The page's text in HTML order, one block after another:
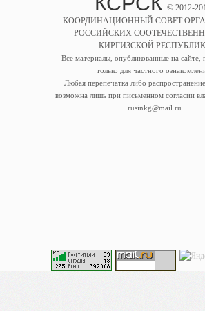
© 2012-
КООРДИНАЦИОННЫЙ СОВЕТ
РОССИЙСКИХ
КИРГИЗСКОЙ
Все материалы, опубликованные на сайте,
только для частного
Любая перепечатка либо
возможна лишь при письменном согласии
rusinkg@mail.ru